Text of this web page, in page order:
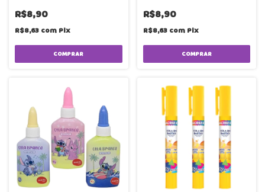
R$8,90
R$8,63 com Pix
COMPRAR
R$8,90
R$8,63 com Pix